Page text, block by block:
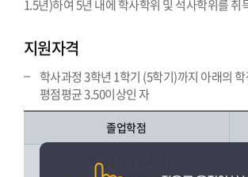
1.5년)하여 5년 내에 학사학위 및 석사학위를 취
지원자격
학사과정 3학년 1학기 (5학기)까지 아래의
평점평균 3.50이상인 자
졸업학점
3학년 1학기 (5학기)